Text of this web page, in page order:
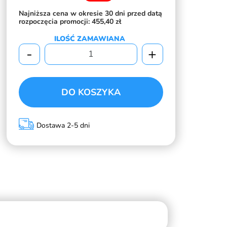
Najniższa cena w okresie 30 dni przed datą
rozpoczęcia promocji:455,40 zł
ILOŚĆ ZAMAWIANA
- +
DO KOSZYKA
Dostawa 2-5 dni